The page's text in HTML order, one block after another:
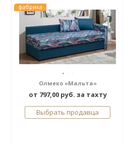
фабрика
Олмеко «Мальта»
от 797,00 руб. за тахту
Выбрать продавца